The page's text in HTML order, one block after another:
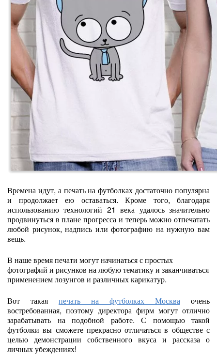
Времена идут, а печать на футболках достаточно популярна
и продолжает ею оставаться. Кроме того, благодаря
использованию технологий 21 века удалось значительно
продвинуться в плане прогресса и теперь можно отпечатать
любой рисунок, надпись или фотографию на нужную вам
вещь.
В наше время печати могут начинаться с простых
фотографий и рисунков на любую тематику и заканчиваться
применением лозунгов и различных карикатур.
Вот такая печать на футболках Москва очень
востребованная, поэтому директора фирм могут отлично
зарабатывать на подобной работе. С помощью такой
футболки вы сможете прекрасно отличаться в обществе с
целью демонстрации собственного вкуса и рассказа о
личных убеждениях!